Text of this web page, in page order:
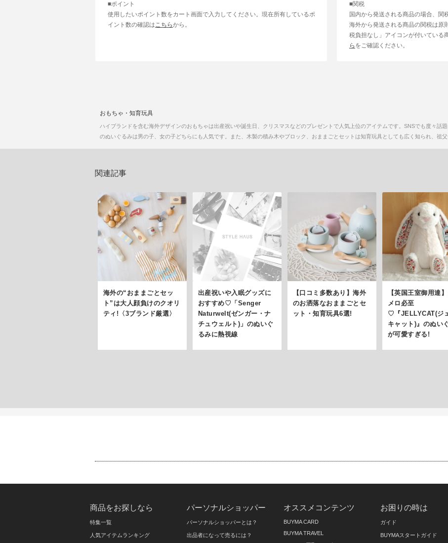
■ポイント
使用したいポイント数をカート画面で入力してください。現在所有しているポ
イント数の確認は こちらから。
■関税
国内から発送される商品の場合、関
海外から発送される商品の関税は原
税負担なし」アイコンが付いている
ら をご確認ください。
おもちゃ・知育玩具
ハイブランドを含む海外デザインのおもちゃは出産祝いや誕生日、クリスマスなどのプレゼントで人気上位のアイテムです。SNSでも度々話
のぬいぐるみは男の子、女の子どちらにも人気です。また、木製の積み木やブロック、おままごとセットは知育玩具としても広く知られ、祖
関連記事
海外の“おままごとセッ
ト”は大人顔負けのクオリ
ティ!〈3ブランド厳選〉
出産祝いや入眠グッズに
おすすめ♡「Senger
Naturwelt(ゼンガー・ナ
チュウェルト)」のぬいぐ
るみに熱視線
【口コミ多数あり】海外
のお洒落なおままごとセ
ット・知育玩具6選!
【英国王室御用達
メロ必至
♡『JELLYCAT(ジ
キャット)』のぬい
が可愛すぎる!
商品をお探しなら
特集一覧
人気アイテムランキング
パーソナルショッパー
パーソナルショッパーとは？
出品者になって売るには？
オススメコンテンツ
BUYMA CARD
BUYMA TRAVEL
お困りの時は
ガイド
BUYMAスタートガイド